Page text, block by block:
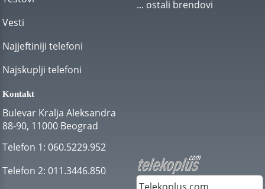
Vesti
Najjeftiniji telefoni
Najskuplji telefoni
... ostali brendovi
Kontakt
Bulevar Kralja Aleksandra
88-90, 11000 Beograd
Telefon 1: 060.5229.952
Telefon 2: 011.3446.850
Telekoplus.com